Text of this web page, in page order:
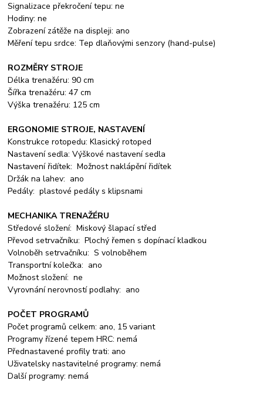
Signalizace překročení tepu: ne
Hodiny: ne
Zobrazení zátěže na displeji: ano
Měření tepu srdce: Tep dlaňovými senzory (hand-pulse)
ROZMĚRY STROJE
Délka trenažéru: 90 cm
Šířka trenažéru: 47 cm
Výška trenažéru: 125 cm
ERGONOMIE STROJE, NASTAVENÍ
Konstrukce rotopedu: Klasický rotoped
Nastavení sedla: Výškové nastavení sedla
Nastavení řidítek: Možnost naklápění řidítek
Držák na lahev: ano
Pedály: plastové pedály s klipsnami
MECHANIKA TRENAŽÉRU
Středové složení: Miskový šlapací střed
Převod setrvačníku: Plochý řemen s dopínací kladkou
Volnoběh setrvačníku: S volnoběhem
Transportní kolečka: ano
Možnost složení: ne
Vyrovnání nerovností podlahy: ano
POČET PROGRAMŮ
Počet programů celkem: ano, 15 variant
Programy řízené tepem HRC: nemá
Přednastavené profily trati: ano
Uživatelsky nastavitelné programy: nemá
Další programy: nemá